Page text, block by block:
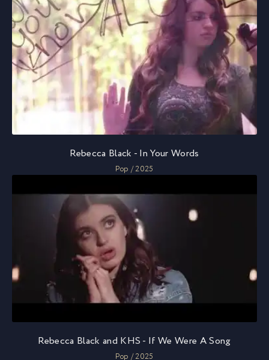
Rebecca Black - In Your Words
Pop / 2025
Rebecca Black and KHS - If We Were A Song
Pop / 2025